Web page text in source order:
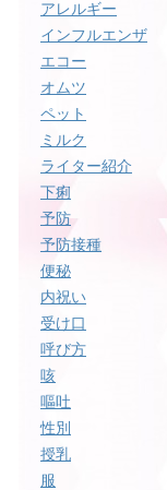
アレルギー
インフルエンザ
エコー
オムツ
ペット
ミルク
ライター紹介
下痢
予防
予防接種
便秘
内祝い
受け口
呼び方
咳
嘔吐
性別
授乳
服